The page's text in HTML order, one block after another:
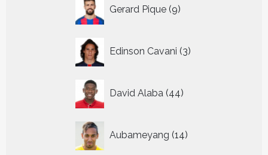
Gerard Pique 9
producten
Edinson Cavani 3
producten
David Alaba 44
producten
Aubameyang 14
producten